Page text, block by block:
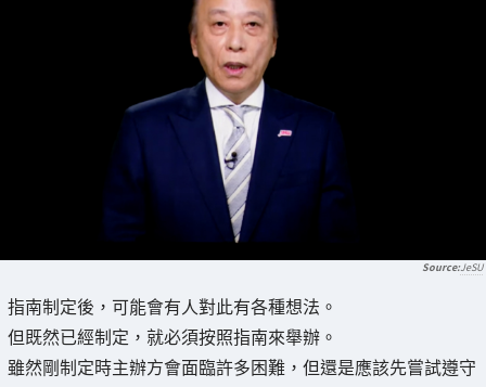
JeSU
指南制定後，可能會有人對此有各種想法。
但既然已經制定，就必須按照指南來舉辦。
雖然剛制定時主辦方會面臨許多困難，但還是應該先嘗試遵守